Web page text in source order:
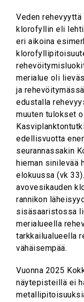
Veden
klorofyllin eli
eri aikoina
merialue oli
ja
edustalla
muuten tulokset
edellisvuotta
seurannassakin
hieman sinilevää
elokuussa (vk
avovesikauden
rannikon
sisäsaaristossa
merialueella
tarkkailualueella
vähäisempää.
Vuonna 2025
näytepisteillä ei